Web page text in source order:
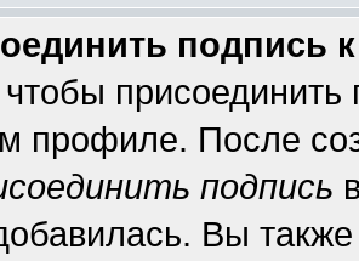
подпись
профиле. После
подпись
Вы